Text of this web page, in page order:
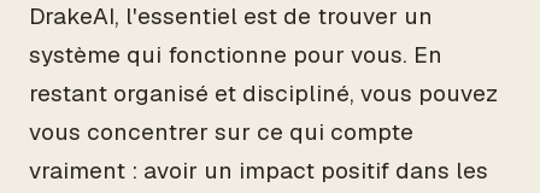
DrakeAI, l'essentiel est de trouver un
système qui fonctionne pour vous. En
restant organisé et discipliné, vous pouvez
vous concentrer sur ce qui compte
vraiment : avoir un impact positif dans les